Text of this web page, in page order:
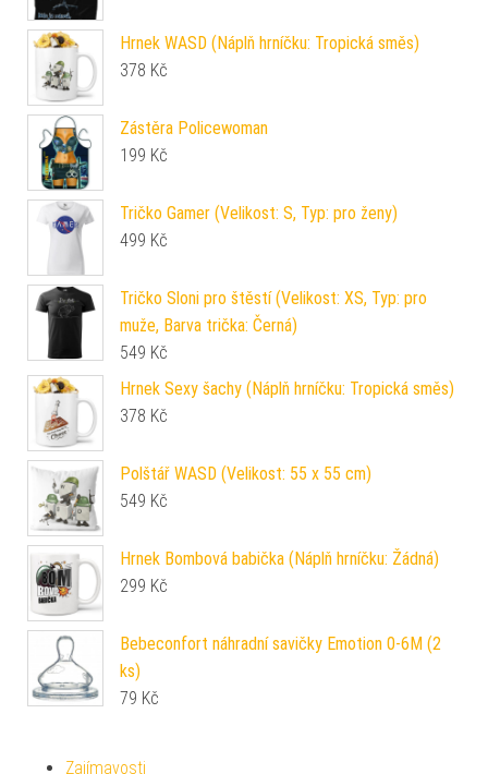
Hrnek WASD (Náplň hrníčku: Tropická směs)
378 Kč
Zástěra Policewoman
199 Kč
Tričko Gamer (Velikost: S, Typ: pro ženy)
499 Kč
Tričko Sloni pro štěstí (Velikost: XS, Typ: pro
muže, Barva trička: Černá)
549 Kč
Hrnek Sexy šachy (Náplň hrníčku: Tropická směs)
378 Kč
Polštář WASD (Velikost: 55 x 55 cm)
549 Kč
Hrnek Bombová babička (Náplň hrníčku: Žádná)
299 Kč
Bebeconfort náhradní savičky Emotion 0-6M (2
ks)
79 Kč
Zajímavosti